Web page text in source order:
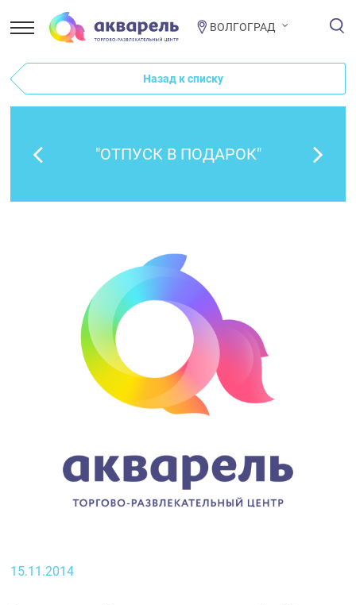
ВОЛГОГРАД
Назад к списку
"ОТПУСК В ПОДАРОК"
15.11.2014